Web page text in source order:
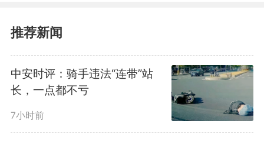
然而，一纸禁关注、一个“暂
未定档”，就能把这件事翻篇吗？
推荐新闻
中安时评：骑手违法“连带”站
长，一点都不亏
7小时前